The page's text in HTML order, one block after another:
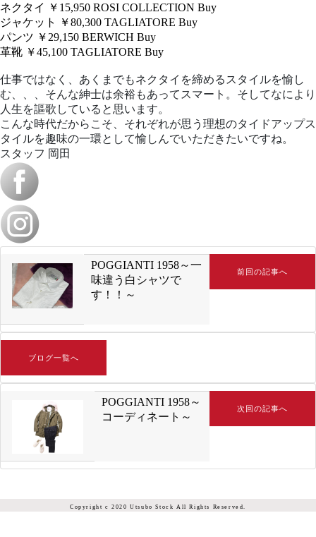
ネクタイ ￥15,950 ROSI COLLECTION Buy
ジャケット ￥80,300 TAGLIATORE Buy
パンツ ￥29,150 BERWICH Buy
革靴 ￥45,100 TAGLIATORE Buy
仕事ではなく、あくまでもネクタイを締めるスタイルを愉し
む、、、そんな紳士は余裕もあってスマート。そしてなにより
人生を謳歌していると思います。
こんな時代だからこそ、それぞれが思う理想のタイドアップス
タイルを趣味の一環として愉しんでいただきたいですね。
スタッフ 岡田
POGGIANTI 1958～一
味違う白シャツで
す！！～
前回の記事へ
ブログ一覧へ
POGGIANTI 1958～
コーディネート～
次回の記事へ
Copyright c 2020 Utsubo Stock All Rights Reserved.